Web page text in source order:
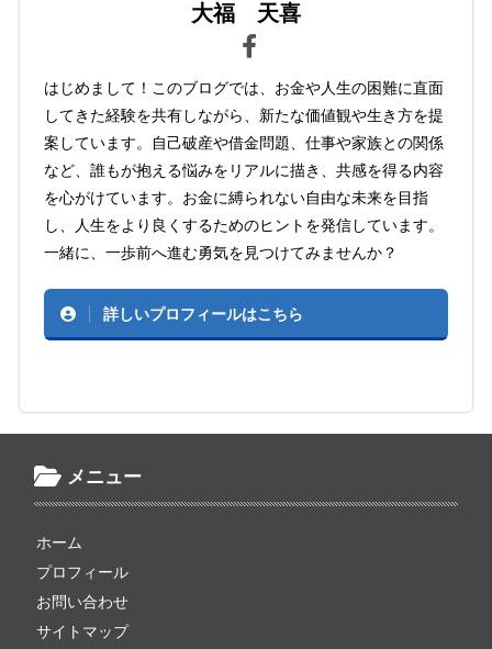
大福 天喜
はじめまして！このブログでは、お金や人生の困難に直面
してきた経験を共有しながら、新たな価値観や生き方を提
案しています。自己破産や借金問題、仕事や家族との関係
など、誰もが抱える悩みをリアルに描き、共感を得る内容
を心がけています。お金に縛られない自由な未来を目指
し、人生をより良くするためのヒントを発信しています。
一緒に、一歩前へ進む勇気を見つけてみませんか？
詳しいプロフィールはこちら
メニュー
ホーム
プロフィール
お問い合わせ
サイトマップ